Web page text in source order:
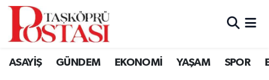
ASAYİŞ GÜNDEM EKONOMİ YAŞAM SPOR
Kastamonu Vefat Edenler